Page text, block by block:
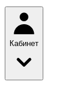
Кабинет